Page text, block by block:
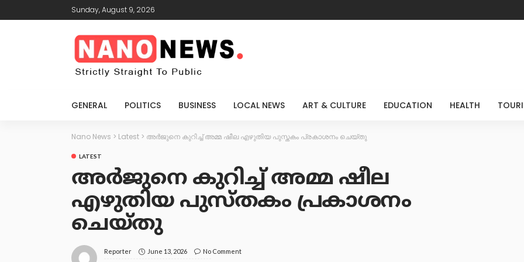
Sunday, August 9, 2026
GENERAL POLITICS BUSINESS LOCAL NEWS ART & CULTURE EDUCATION HEALTH
Nano News > Latest > അർജുനെ കുറിച്ച് അമ്മ ഷീല എഴുതിയ പുസ്തകം പ്രകാശനം ചെയ്തു
LATEST
അർജുനെ കുറിച്ച് അമ്മ ഷീല
എഴുതിയ പുസ്തകം പ്രകാശനം
ചെയ്തു
Reporter June 13, 2026 No Comment